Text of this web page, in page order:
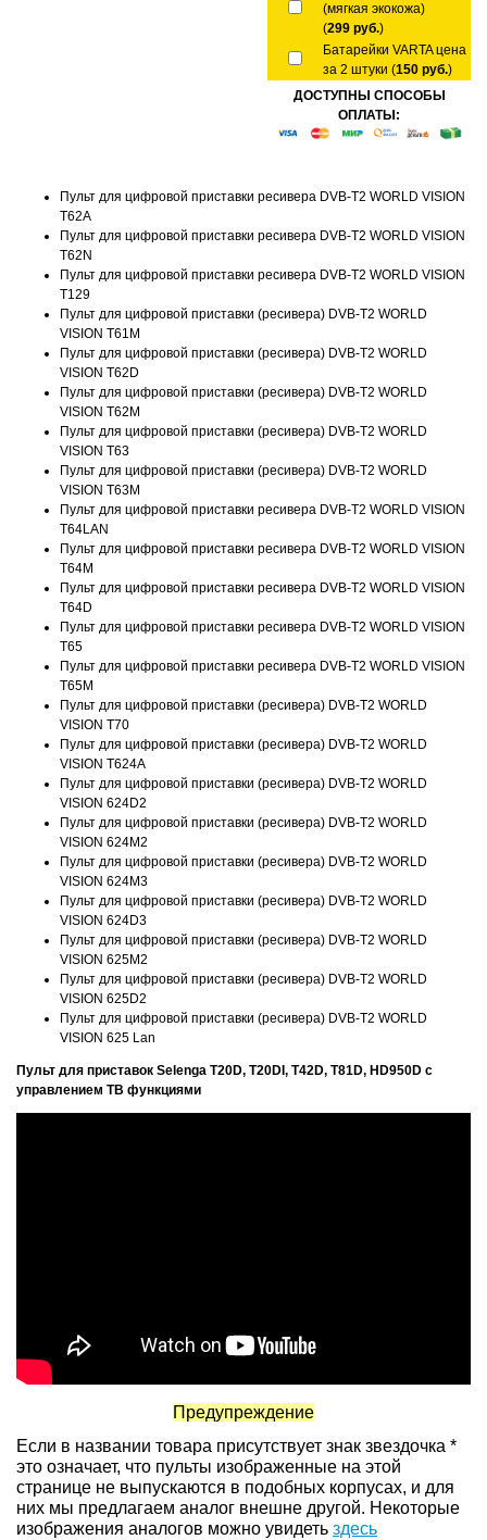
(мягкая экокожа)
(299 руб.)
Батарейки VARTA цена
за 2 штуки (150 руб.)
ДОСТУПНЫ СПОСОБЫ
ОПЛАТЫ:
Пульт для цифровой приставки ресивера DVB-T2 WORLD VISION
T62A
Пульт для цифровой приставки ресивера DVB-T2 WORLD VISION
T62N
Пульт для цифровой приставки ресивера DVB-T2 WORLD VISION
T129
Пульт для цифровой приставки (ресивера) DVB-T2 WORLD
VISION T61M
Пульт для цифровой приставки (ресивера) DVB-T2 WORLD
VISION T62D
Пульт для цифровой приставки (ресивера) DVB-T2 WORLD
VISION T62M
Пульт для цифровой приставки (ресивера) DVB-T2 WORLD
VISION T63
Пульт для цифровой приставки (ресивера) DVB-T2 WORLD
VISION T63M
Пульт для цифровой приставки ресивера DVB-T2 WORLD VISION
T64LAN
Пульт для цифровой приставки ресивера DVB-T2 WORLD VISION
T64M
Пульт для цифровой приставки ресивера DVB-T2 WORLD VISION
T64D
Пульт для цифровой приставки ресивера DVB-T2 WORLD VISION
T65
Пульт для цифровой приставки ресивера DVB-T2 WORLD VISION
T65M
Пульт для цифровой приставки (ресивера) DVB-T2 WORLD
VISION T70
Пульт для цифровой приставки (ресивера) DVB-T2 WORLD
VISION T624A
Пульт для цифровой приставки (ресивера) DVB-T2 WORLD
VISION 624D2
Пульт для цифровой приставки (ресивера) DVB-T2 WORLD
VISION 624M2
Пульт для цифровой приставки (ресивера) DVB-T2 WORLD
VISION 624M3
Пульт для цифровой приставки (ресивера) DVB-T2 WORLD
VISION 624D3
Пульт для цифровой приставки (ресивера) DVB-T2 WORLD
VISION 625M2
Пульт для цифровой приставки (ресивера) DVB-T2 WORLD
VISION 625D2
Пульт для цифровой приставки (ресивера) DVB-T2 WORLD
VISION 625 Lan
Пульт для приставок Selenga T20D, T20DI, T42D, T81D, HD950D с
управлением ТВ функциями
Предупреждение
Если в названии товара присутствует знак звездочка *
это означает, что пульты изображенные на этой
странице не выпускаются в подобных корпусах, и для
них мы предлагаем аналог внешне другой. Некоторые
изображения аналогов можно увидеть здесь